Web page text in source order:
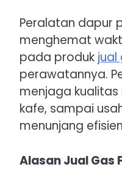
Peralatan dapur
menghemat
pada produk jual
perawatannya.
menjaga kualitas
kafe, sampai
menunjang
Alasan Jual Gas